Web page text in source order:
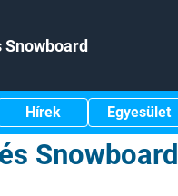
Snowboard
Hírek Egyesület
Snowboard